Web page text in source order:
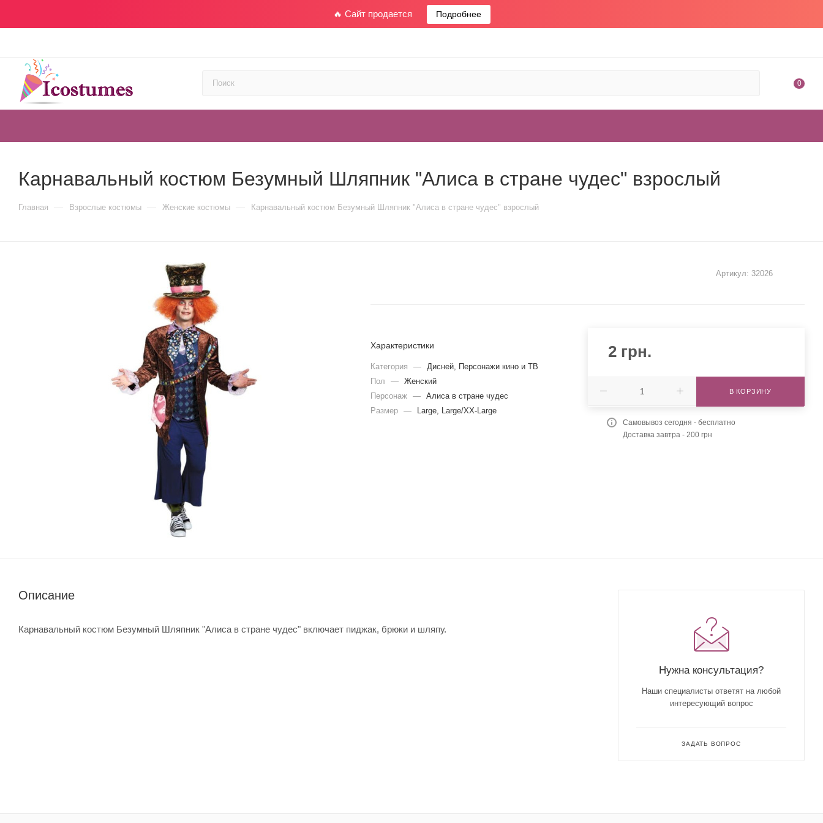
🔥 Сайт продается Подробнее
0
Карнавальный костюм Безумный Шляпник "Алиса в стране чудес" взрослый
Главная — Взрослые костюмы — Женские костюмы — Карнавальный костюм Безумный Шляпник "Алиса в стране чудес" взрослый
Артикул: 32026
Характеристики
Категория —
Дисней, Персонажи кино и ТВ
Пол
—
Женский
Персонаж
—
Алиса в стране чудес
Размер
— Large, Large/XX-Large
2грн.
В КОРЗИНУ
Самовывоз сегодня - бесплатно
Доставка завтра - 200 грн
Описание
Карнавальный костюм Безумный Шляпник "Алиса в стране чудес" включает пиджак, брюки и шляпу.
Нужна консультация?
Наши специалисты ответят на любой
интересующий вопрос
ЗАДАТЬ ВОПРОС